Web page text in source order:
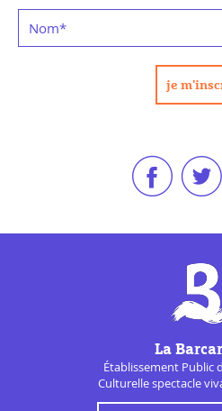
Nom*
La
Établissement Public
Culturellespectacle